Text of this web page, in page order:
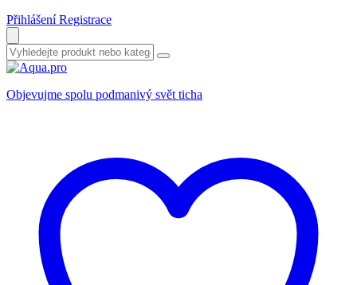
PřihlášeníRegistrace
Objevujme spolu podmanivý svět ticha